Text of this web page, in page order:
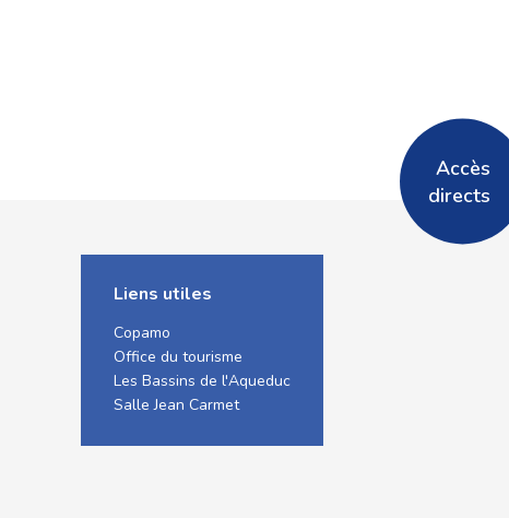
Accès
directs
Liens utiles
Copamo
Office du tourisme
Les Bassins de l'Aqueduc
Salle Jean Carmet